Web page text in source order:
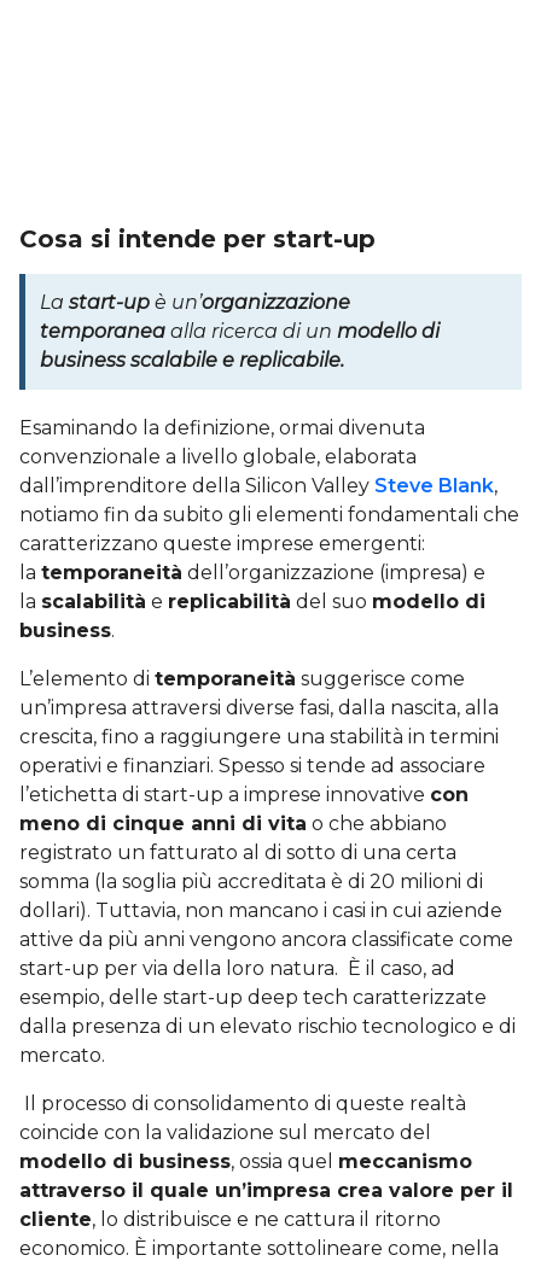
Cosa si intende per start-up
La start-up è un’organizzazione
temporanea alla ricerca di un modello di
business scalabile e replicabile.
Esaminando la definizione, ormai divenuta
convenzionale a livello globale, elaborata
dall’imprenditore della Silicon Valley Steve Blank,
notiamo fin da subito gli elementi fondamentali che
caratterizzano queste imprese emergenti:
la temporaneità dell’organizzazione (impresa) e
la scalabilità e replicabilità del suo modello di
business.
L’elemento di temporaneità suggerisce come
un’impresa attraversi diverse fasi, dalla nascita, alla
crescita, fino a raggiungere una stabilità in termini
operativi e finanziari. Spesso si tende ad associare
l’etichetta di start-up a imprese innovative con
meno di cinque anni di vita o che abbiano
registrato un fatturato al di sotto di una certa
somma (la soglia più accreditata è di 20 milioni di
dollari). Tuttavia, non mancano i casi in cui aziende
attive da più anni vengono ancora classificate come
start-up per via della loro natura. È il caso, ad
esempio, delle start-up deep tech caratterizzate
dalla presenza di un elevato rischio tecnologico e di
mercato.
Il processo di consolidamento di queste realtà
coincide con la validazione sul mercato del
modello di business, ossia quel meccanismo
attraverso il quale un’impresa crea valore per il
cliente, lo distribuisce e ne cattura il ritorno
economico. È importante sottolineare come, nella